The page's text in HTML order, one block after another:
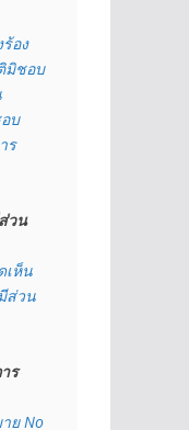
อง
มิชอบ
บ
ร
วน
เห็น
ส่วน
ร
ย No